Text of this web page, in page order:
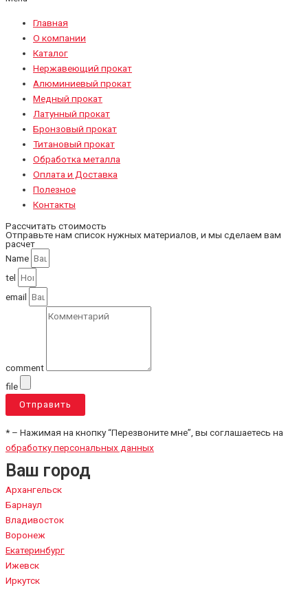
Главная
О компании
Каталог
Нержавеющий прокат
Алюминиевый прокат
Медный прокат
Латунный прокат
Бронзовый прокат
Титановый прокат
Обработка металла
Оплата и Доставка
Полезное
Контакты
Рассчитать стоимость
Отправьте нам список нужных материалов, и мы сделаем вам
расчет
Name
tel
email
comment
file
Отправить
* – Нажимая на кнопку “Перезвоните мне”, вы соглашаетесь на
обработку персональных данных
Ваш город
Архангельск
Барнаул
Владивосток
Воронеж
Екатеринбург
Ижевск
Иркутск